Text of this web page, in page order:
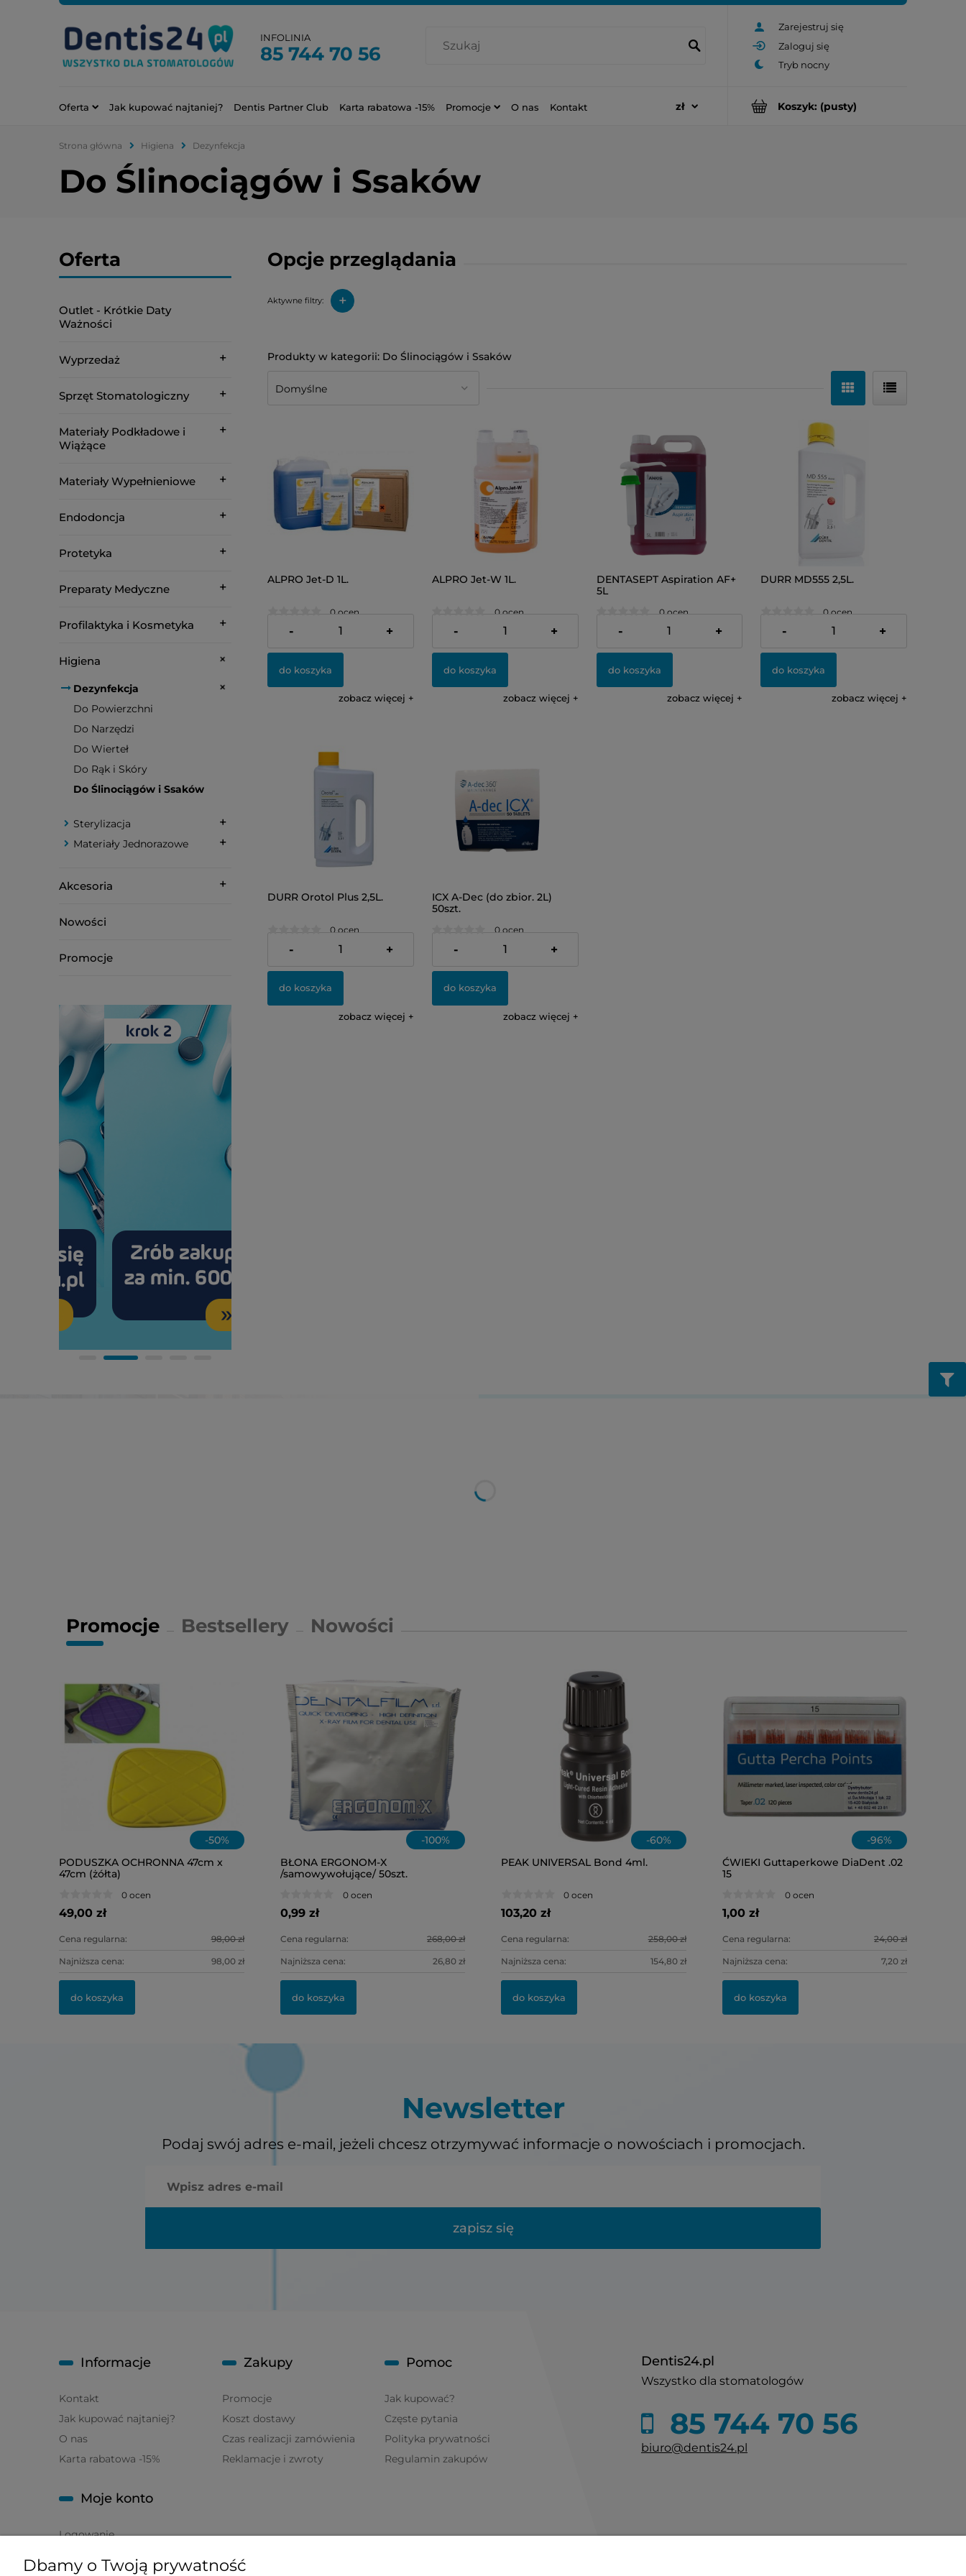
Zarejestruj się
Zaloguj się
INFOLINIA
85 744 70 56
Koszyk: (pusty)
Oferta Jak kupować najtaniej? Dentis Partner Club Karta rabatowa -15% Promocje O nas Kontakt
Strona główna Higiena Dezynfekcja
Do Ślinociągów i Ssaków
Oferta
Outlet - Krótkie Daty
Ważności
Wyprzedaż
Sprzęt Stomatologiczny
Materiały Podkładowe i
Wiążące
Materiały Wypełnieniowe
Endodoncja
Protetyka
Preparaty Medyczne
Profilaktyka i Kosmetyka
Higiena
Dezynfekcja
Do Powierzchni
Do Narzędzi
Do Wierteł
Do Rąk i Skóry
Do Ślinociągów i Ssaków
Sterylizacja
Materiały Jednorazowe
Akcesoria
Nowości
Promocje
Opcje przeglądania
Aktywne filtry: +
Do Ślinociągów i Ssaków
ALPRO Jet-D 1L.
0 ocen
78,00 zł
- +
do koszyka
zobacz więcej
ALPRO Jet-W 1L.
0 ocen
78,00 zł
- +
do koszyka
zobacz więcej
DENTASEPT Aspiration AF+
5L
0 ocen
238,00 zł
- +
do koszyka
zobacz więcej
DURR MD555 2,5L.
0 ocen
228,00 zł
- +
do koszyka
zobacz więcej
DURR Orotol Plus 2,5L.
0 ocen
248,00 zł
- +
do koszyka
zobacz więcej
ICX A-Dec (do zbior. 2L)
50szt.
0 ocen
328,00 zł
- +
do koszyka
zobacz więcej
Promocje Nowości
Bestsellery
-50%
PODUSZKA OCHRONNA 47cm x
47cm (żółta)
0 ocen
49,00 zł
Cena regularna: 98,00 zł
Najniższa cena: 98,00 zł
do koszyka
-100%
BŁONA ERGONOM-X
/samowywołujące/ 50szt.
0 ocen
0,99 zł
Cena regularna: 268,00 zł
Najniższa cena: 26,80 zł
do koszyka
-60%
PEAK UNIVERSAL Bond 4ml.
0 ocen
103,20 zł
Cena regularna: 258,00 zł
Najniższa cena: 154,80 zł
do koszyka
-96%
ĆWIEKI Guttaperkowe DiaDent .02
15
0 ocen
1,00 zł
Cena regularna: 24,00 zł
Najniższa cena: 7,20 zł
do koszyka
Newsletter
Podaj swój adres e-mail, jeżeli chcesz otrzymywać informacje o nowościach i promocjach.
zapisz się
Dentis24.pl
Wszystko dla stomatologów
85 744 70 56
biuro@dentis24.pl
Informacje
Kontakt
Jak kupować najtaniej?
O nas
Karta rabatowa -15%
Zakupy
Promocje
Koszt dostawy
Czas realizacji zamówienia
Reklamacje i zwroty
Pomoc
Jak kupować?
Częste pytania
Polityka prywatności
Regulamin zakupów
Moje konto
Logowanie
Dbamy o Twoją prywatność